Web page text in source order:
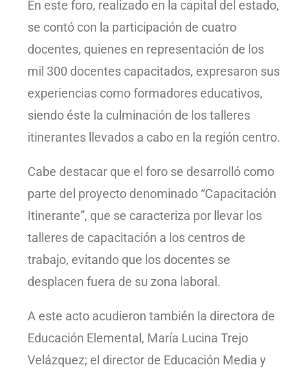
En este foro, realizado en la capital del estado,
se contó con la participación de cuatro
docentes, quienes en representación de los
mil 300 docentes capacitados, expresaron sus
experiencias como formadores educativos,
siendo éste la culminación de los talleres
itinerantes llevados a cabo en la región centro.
Cabe destacar que el foro se desarrolló como
parte del proyecto denominado “Capacitación
Itinerante”, que se caracteriza por llevar los
talleres de capacitación a los centros de
trabajo, evitando que los docentes se
desplacen fuera de su zona laboral.
A este acto acudieron también la directora de
Educación Elemental, María Lucina Trejo
Velázquez; el director de Educación Media y